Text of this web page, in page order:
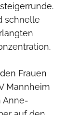
schnelle
Frauen
Mannheim
Anne-